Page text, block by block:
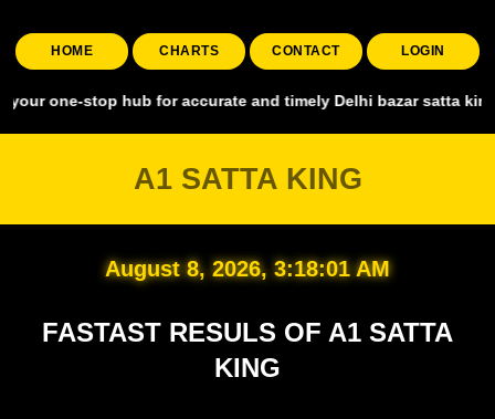
HOME CHARTS CONTACT LOGIN
hub for accurate and timely Delhi bazar satta king,
A1 SATTA KING
August 8, 2026, 3:18:02 AM
FASTAST RESULS OF A1 SATTA
KING